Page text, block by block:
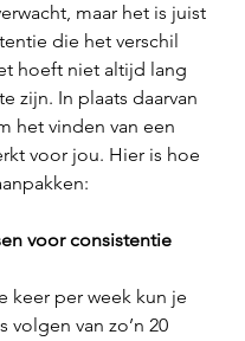
maar het is juist
die het verschil
hoeft niet altijd lang
zijn. In plaats daarvan
het vinden van een
voor jou. Hier is hoe
voor consistentie
keer per week kun je
volgen van zo’n 20